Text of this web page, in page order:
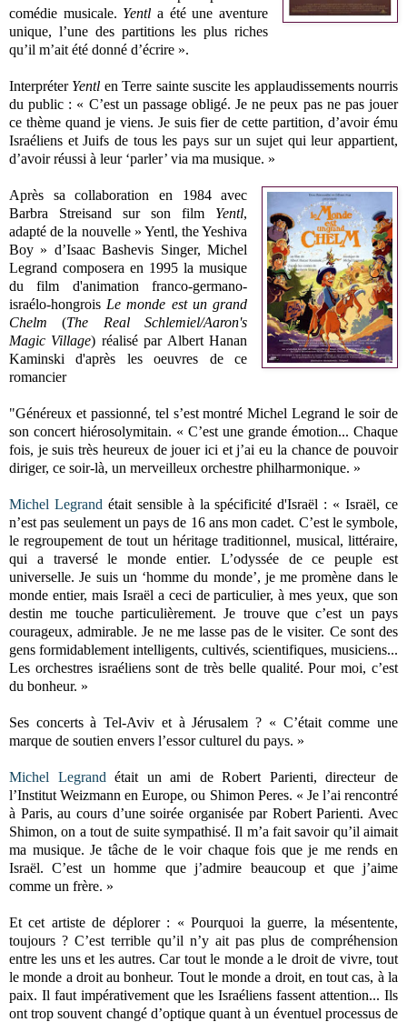
comédie musicale. Yentla été une aventure
unique, l’une des partitions les plus riches
qu’il m’ait été donné d’écrire ».
Interpréter Yentl en Terre sainte suscite les applaudissements nourris
du public : « C’est un passage obligé. Je ne peux pas ne pas jouer
ce thème quand je viens. Je suis fier de cette partition, d’avoir ému
Israéliens et Juifs de tous les pays sur un sujet qui leur appartient,
d’avoir réussi à leur ‘parler’ via ma musique. »
Après sa collaboration en 1984 avec
Barbra Streisand sur son film Yentl,
adapté de la nouvelle » Yentl, the Yeshiva
Boy » d’Isaac Bashevis Singer, Michel
Legrand composera en 1995 la musique
du film d'animation franco-germano-
israélo-hongrois Le monde est un grand
Chelm (The Real Schlemiel/Aaron's
Magic Village) réalisé par Albert Hanan
Kaminski d'après les oeuvres de ce
romancier
"Généreux et passionné, tel s’est montré Michel Legrand le soir de
son concert hiérosolymitain. « C’est une grande émotion... Chaque
fois, je suis très heureux de jouer ici et j’ai eu la chance de pouvoir
diriger, ce soir-là, un merveilleux orchestre philharmonique. »
Michel Legrand était sensible à la spécificité d'Israël : « Israël, ce
n’est pas seulement un pays de 16 ans mon cadet. C’est le symbole,
le regroupement de tout un héritage traditionnel, musical, littéraire,
qui a traversé le monde entier. L’odyssée de ce peuple est
universelle.Je suis un ‘homme du monde’, je me promène dans le
monde entier, mais Israël a ceci de particulier, à mes yeux, que son
destin me touche particulièrement. Je trouve que c’est un pays
courageux, admirable. Je ne me lasse pas de le visiter. Ce sont des
gens formidablement intelligents, cultivés, scientifiques, musiciens...
Les orchestres israéliens sont de très belle qualité. Pour moi, c’est
du bonheur. »
Ses concerts à Tel-Aviv et à Jérusalem ? « C’était comme une
marque de soutien envers l’essor culturel du pays. »
Michel Legrand était un ami de Robert Parienti, directeur de
l’Institut Weizmann en Europe, ou Shimon Peres. « Je l’ai rencontré
à Paris, au cours d’une soirée organisée par Robert Parienti. Avec
Shimon, on a tout de suite sympathisé. Il m’a fait savoir qu’il aimait
ma musique. Je tâche de le voir chaque fois que je me rends en
Israël. C’est un homme que j’admire beaucoup et que j’aime
comme un frère. »
Et cet artiste de déplorer : « Pourquoi la guerre, la mésentente,
toujours ? C’est terrible qu’il n’y ait pas plus de compréhension
entre les uns et les autres. Car tout le monde a le droit de vivre, tout
le monde a droit au bonheur. Tout le monde a droit, en tout cas, à la
paix. Il faut impérativement que les Israéliens fassent attention... Ils
ont trop souvent changé d’optique quant à un éventuel processus de